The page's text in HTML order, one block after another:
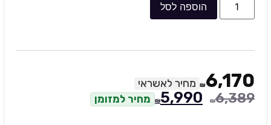
הוספה לסל
₪6,170 מחיר לאשראי
₪6,389
₪5,990 מחיר למזומן